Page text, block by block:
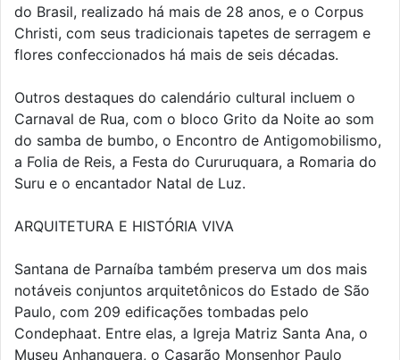
do Brasil, realizado há mais de 28 anos, e o Corpus
Christi, com seus tradicionais tapetes de serragem e
flores confeccionados há mais de seis décadas.
Outros destaques do calendário cultural incluem o
Carnaval de Rua, com o bloco Grito da Noite ao som
do samba de bumbo, o Encontro de Antigomobilismo,
a Folia de Reis, a Festa do Cururuquara, a Romaria do
Suru e o encantador Natal de Luz.
ARQUITETURA E HISTÓRIA VIVA
Santana de Parnaíba também preserva um dos mais
notáveis conjuntos arquitetônicos do Estado de São
Paulo, com 209 edificações tombadas pelo
Condephaat. Entre elas, a Igreja Matriz Santa Ana, o
Museu Anhanguera, o Casarão Monsenhor Paulo